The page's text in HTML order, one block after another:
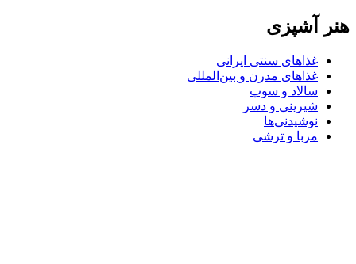
هنر آشپزی
غذاهای سنتی ایرانی
غذاهای مدرن و بین‌المللی
سالاد و سوپ
شیرینی و دسر
نوشیدنی‌ها
مربا و ترشی